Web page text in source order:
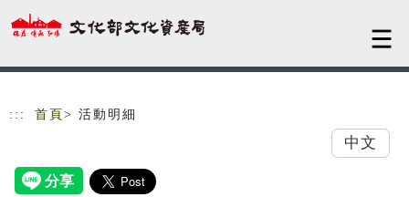
跳到主要內容
網站導覽
::: 首頁 > 活動明細
中文